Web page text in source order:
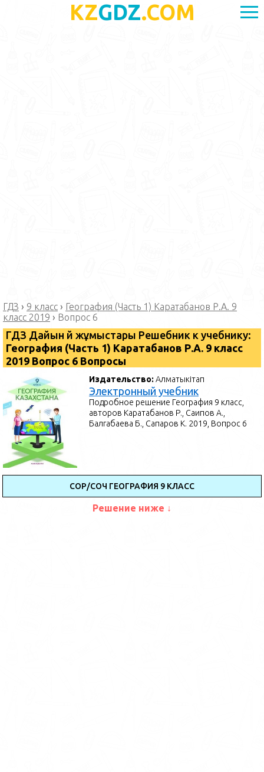
KZGDZ.COM
ГДЗ › 9 класс › География (Часть 1) Каратабанов Р.А. 9
класс 2019 › Вопрос 6
ГДЗ Дайын үй жұмыстары Решебник к учебнику:
География (Часть 1) Каратабанов Р.А. 9 класс
2019 Вопрос 6 Вопросы
Издательство:Алматыкітап
Электронный учебник
Подробное решение География 9 класс,
авторов Каратабанов Р., Саипов А.,
Балгабаева Б., Сапаров К. 2019, Вопрос 6
СОР/СОЧ ГЕОГРАФИЯ 9 КЛАСС
Решение ниже ↓